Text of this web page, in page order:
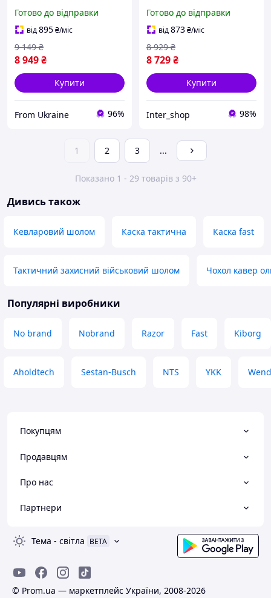
тактичні навушники
Walkers та ліхтар на
шолом олива
Готово до відправки
від895₴/міс
8 949₴
9 149 ₴
Купити
From Ukraine 96%
каска мультикам +
тактичні навушники
Earmor M31 PLUS
Готово до відправки
від873₴/міс
8 729₴
8 929 ₴
Купити
Inter_shop 98%
1 2 3 ...
Показано 1 - 29 товарів з 90+
Дивись також
Кевларовий шолом Каска тактична Каска fast
Тактичний захисний військовий шолом Чохол кавер
Популярні виробники
No brand Nobrand Razor Fast Kiborg
Aholdtech Sestan-Busch NTS YKK
Покупцям
Продавцям
Про нас
Партнери
Тема - світла BETA
© Prom.ua — маркетплейс України, 2008-2026